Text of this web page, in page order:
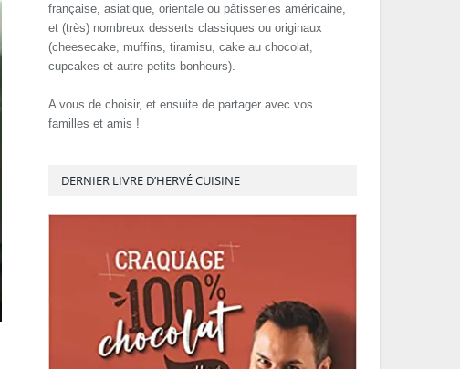
française, asiatique, orientale ou pâtisseries américaine,
et (très) nombreux desserts classiques ou originaux
(cheesecake, muffins, tiramisu, cake au chocolat,
cupcakes et autre petits bonheurs).
A vous de choisir, et ensuite de partager avec vos
familles et amis !
DERNIER LIVRE D’HERVÉ CUISINE